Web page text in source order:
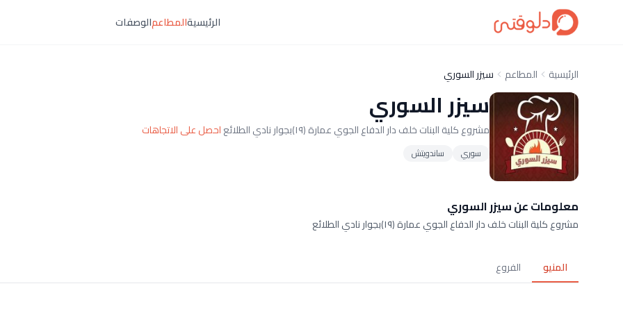
الرئيسيةالمطاعمالوصفات
الرئيسية المطاعم سيزر السوري
سيزر السوري
مشروع كلية البنات خلف دار الدفاع الجوي عمارة (١٩)بجوار نادي الطلائع احصل على الاتجاهات
سوري ساندويتش
معلومات عن سيزر السوري
مشروع كلية البنات خلف دار الدفاع الجوي عمارة (١٩)بجوار نادي الطلائع
المنيو الفروع